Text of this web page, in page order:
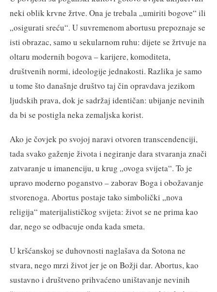
neki oblik krvne žrtve. Ona je trebala „umiriti bogove“ ili
„osigurati sreću“. U suvremenom abortusu prepoznaje se
isti obrazac, samo u sekularnom ruhu: dijete se žrtvuje na
oltaru modernih bogova – karijere, komoditeta,
društvenih normi, ideologije jednakosti. Razlika je samo
u tome što današnje društvo taj čin opravdava jezikom
ljudskih prava, dok je sadržaj identičan: ubijanje nevinih
da bi se postigla neka zemaljska korist.
Ako je čovjek po svojoj naravi otvoren transcendenciji,
tada svako gaženje života i negiranje dara stvaranja znači
zatvaranje u imanenciju, u krug „ovoga svijeta“. To je
upravo moderno poganstvo – zaborav Boga i obožavanje
stvorenoga. Abortus postaje tako simbolički „nova
religija“ materijalističkog svijeta: život se ne prima kao
dar, nego se odbacuje onda kada smeta.
U kršćanskoj se duhovnosti naglašava da Sotona ne
stvara, nego mrzi život jer je on Božji dar. Abortus, kao
sustavno i društveno prihvaćeno uništavanje nevinih